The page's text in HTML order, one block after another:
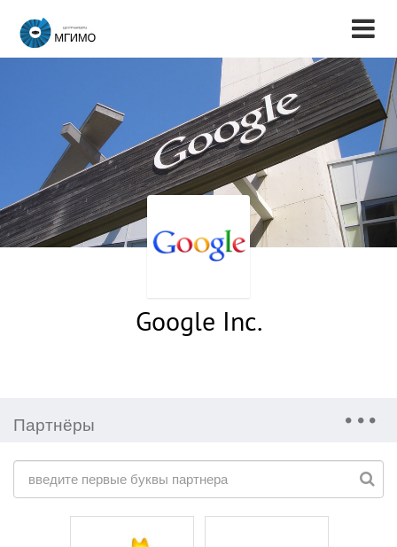
Google Inc.
Партнёры